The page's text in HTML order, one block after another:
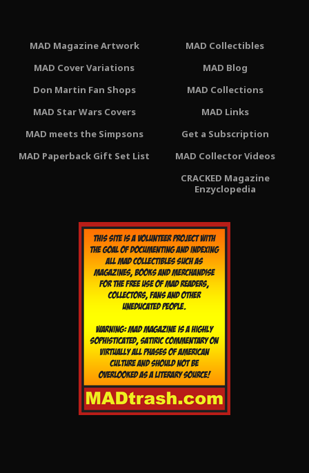
MAD Magazine Artwork
MAD Cover Variations
Don Martin Fan Shops
MAD Star Wars Covers
MAD meets the Simpsons
MAD Paperback Gift Set List
MAD Collectibles
MAD Blog
MAD Collections
MAD Links
Get a Subscription
MAD Collector Videos
CRACKED Magazine
Enzyclopedia